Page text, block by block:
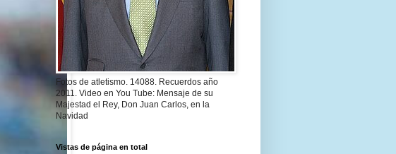
Fotos de atletismo. 14088. Recuerdos año
2011. Video en You Tube: Mensaje de su
Majestad el Rey, Don Juan Carlos, en la
Navidad
Vistas de página en total